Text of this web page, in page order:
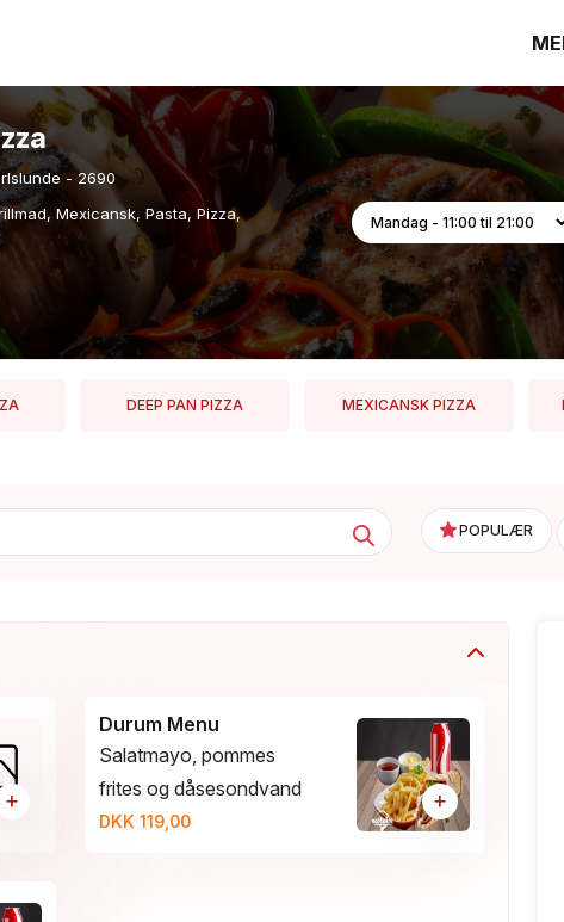
- 2690
Mexicansk, Pasta, Pizza,
DEEP PAN PIZZA MEXICANSK PIZZA
POPULÆR
+
Durum Menu
Salatmayo, pommes
frites og dåsesondvand
DKK 119,00
+